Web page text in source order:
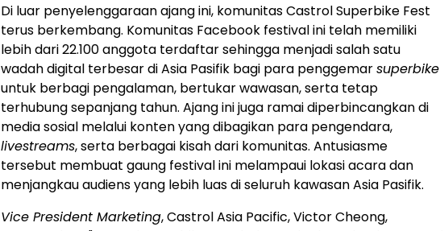
Di luar penyelenggaraan ajang ini, komunitas Castrol Superbike Fest
terus berkembang. Komunitas Facebook festival ini telah memiliki
lebih dari 22.100 anggota terdaftar sehingga menjadi salah satu
wadah digital terbesar di Asia Pasifik bagi para penggemarsuperbike
untuk berbagi pengalaman, bertukar wawasan, serta tetap
terhubung sepanjang tahun. Ajang ini juga ramai diperbincangkan di
media sosial melalui konten yang dibagikan para pengendara,
livestreams, serta berbagai kisah dari komunitas. Antusiasme
tersebut membuat gaung festival ini melampaui lokasi acara dan
menjangkau audiens yang lebih luas di seluruh kawasan Asia Pasifik.
Vice President Marketing, Castrol Asia Pacific, Victor Cheong,